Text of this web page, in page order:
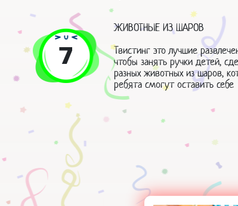
7
ЖИВОТНЫЕ ИЗ ШАРОВ
Твистинг это лучшие
чтобы занять ручки детей,
разных животных из шаров,
ребята смогут оставить себе